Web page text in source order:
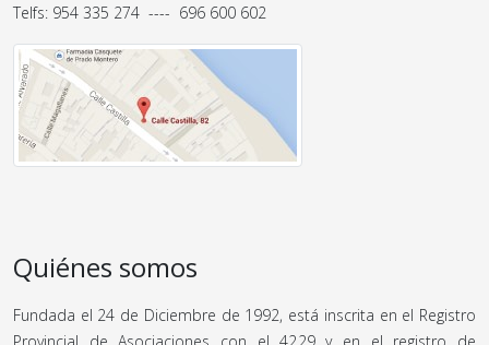
Telfs: 954 335 274 ---- 696 600 602
Quiénes somos
Fundada el 24 de Diciembre de 1992, está inscrita en el Registro